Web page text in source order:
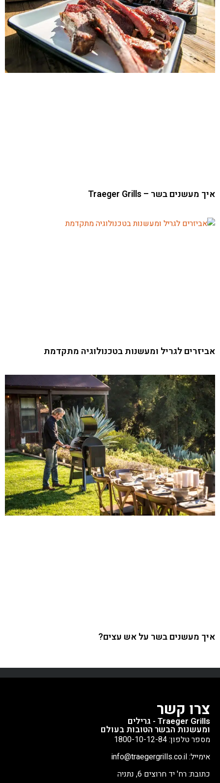
איך מעשנים בשר – Traeger Grills
אביזרים לגריל ומעשנות בטכנולוגיה מתקדמת
איך מעשנים בשר על אש עצים?
צרו קשר
Traeger Grills - גרילים
ומעשנות הבשר הטובות בעולם
מספר טלפון: 1800-10-12-84
אימייל: info@traegergrills.co.il
כתובת: רח' יד חרוצים 6, נתניה